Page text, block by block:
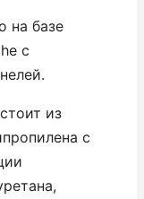
на базе
с
из
с